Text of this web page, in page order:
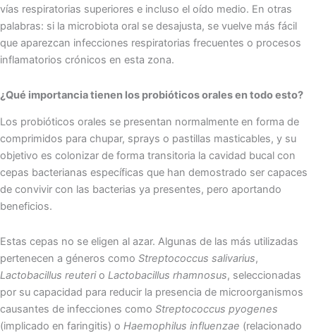
vías respiratorias superiores e incluso el oído medio. En otras
palabras: si la microbiota oral se desajusta, se vuelve más fácil
que aparezcan infecciones respiratorias frecuentes o procesos
inflamatorios crónicos en esta zona.
¿Qué importancia tienen los probióticos orales en todo esto?
Los probióticos orales se presentan normalmente en forma de
comprimidos para chupar, sprays o pastillas masticables, y su
objetivo es colonizar de forma transitoria la cavidad bucal con
cepas bacterianas específicas que han demostrado ser capaces
de convivir con las bacterias ya presentes, pero aportando
beneficios.
Estas cepas no se eligen al azar. Algunas de las más utilizadas
pertenecen a géneros como Streptococcus salivarius,
Lactobacillus reuterio Lactobacillus rhamnosus, seleccionadas
por su capacidad para reducir la presencia de microorganismos
causantes de infecciones como Streptococcus pyogenes
(implicado en faringitis) o Haemophilus influenzae (relacionado